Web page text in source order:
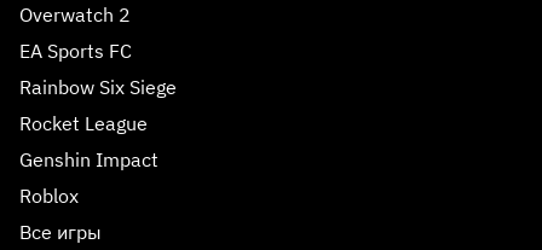
Overwatch 2
EA Sports FC
Rainbow Six Siege
Rocket League
Genshin Impact
Roblox
Все игры